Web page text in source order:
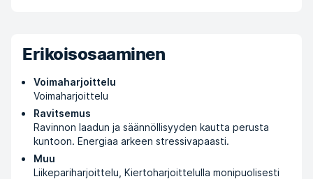
Erikoisosaaminen
Voimaharjoittelu
Voimaharjoittelu
Ravitsemus
Ravinnon laadun ja säännöllisyyden kautta perusta
kuntoon. Energiaa arkeen stressivapaasti.
Muu
Liikepariharjoittelu, Kiertoharjoittelulla monipuolisesti